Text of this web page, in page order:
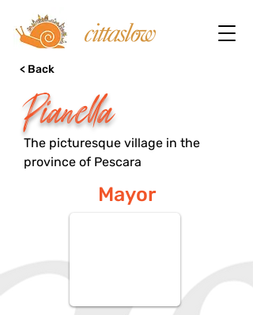
Pianella
< Back
The picturesque village in the
province of Pescara
Mayor